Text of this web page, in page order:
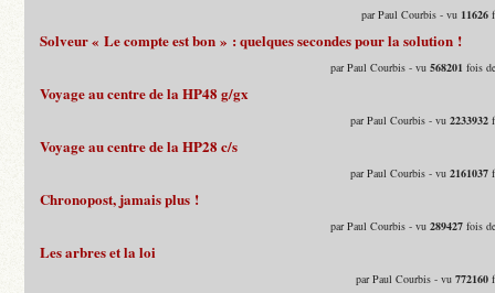
par Paul Courbis - vu 11626
Solveur « Le compte est bon » : quelques secondes pour la solution !
par Paul Courbis - vu568201 fois
Voyage au centre de la HP48 g/gx
par Paul Courbis - vu2233932
Voyage au centre de la HP28 c/s
par Paul Courbis - vu2161037
Chronopost, jamais plus !
par Paul Courbis - vu289427 fois
Les arbres et la loi
par Paul Courbis - vu772160